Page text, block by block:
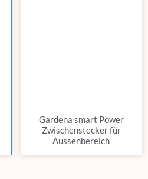
Gardena smart Power
Zwischenstecker für
Aussenbereich